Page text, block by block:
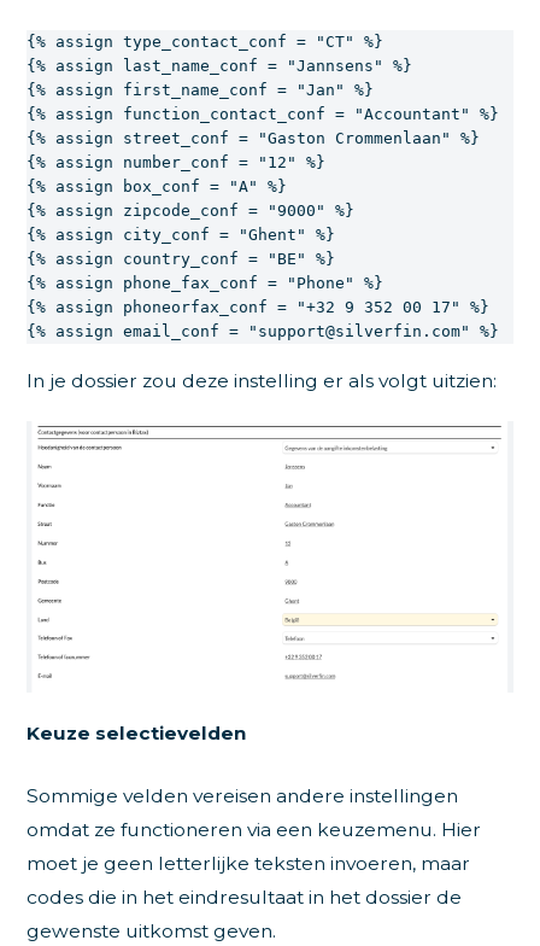
{% assign type_contact_conf = "CT" %}
{% assign last_name_conf = "Jannsens" %}
{% assign first_name_conf = "Jan" %}
{% assign function_contact_conf = "Accountant" %}
{% assign street_conf = "Gaston Crommenlaan" %}
{% assign number_conf = "12" %}
{% assign box_conf = "A" %}
{% assign zipcode_conf = "9000" %}
{% assign city_conf = "Ghent" %}
{% assign country_conf = "BE" %}
{% assign phone_fax_conf = "Phone" %}
{% assign phoneorfax_conf = "+32 9 352 00 17" %}
{% assign email_conf = "support@silverfin.com" %}
In je dossier zou deze instelling er als volgt uitzien:
Keuze selectievelden
Sommige velden vereisen andere instellingen
omdat ze functioneren via een keuzemenu. Hier
moet je geen letterlijke teksten invoeren, maar
codes die in het eindresultaat in het dossier de
gewenste uitkomst geven.